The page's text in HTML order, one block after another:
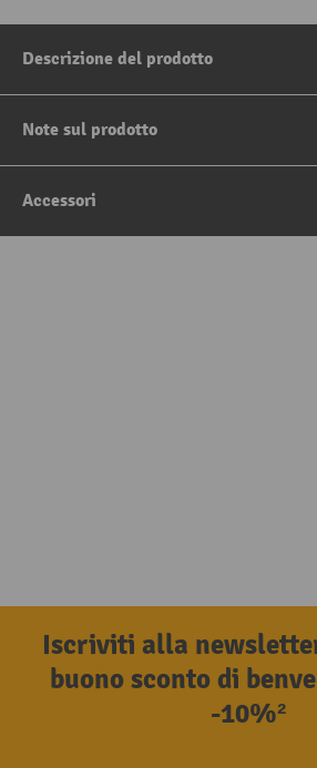
Descrizione del prodotto
Note sul prodotto
Accessori
Iscriviti alla
buono sconto di
-10%²